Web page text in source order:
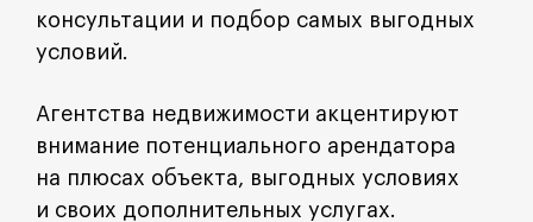
консультации и подбор самых выгодных
условий.
Агентства недвижимости акцентируют
внимание потенциального арендатора
на плюсах объекта, выгодных условиях
и своих дополнительных услугах.